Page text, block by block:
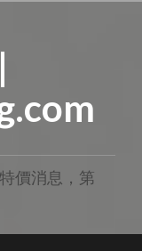
價消息，第